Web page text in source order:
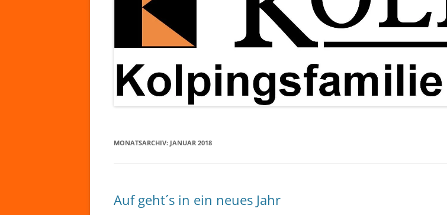
MONATSARCHIV: JANUAR 2018
Auf geht´s in ein neues Jahr